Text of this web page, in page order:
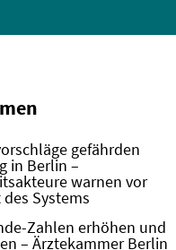
gefährden
in Berlin –
warnen vor
Systems
Zahlen erhöhen und
– Ärztekammer Berlin